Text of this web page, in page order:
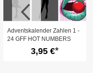
Adventskalender Zahlen 1 -
24 GFF HOT NUMBERS
3,95 €